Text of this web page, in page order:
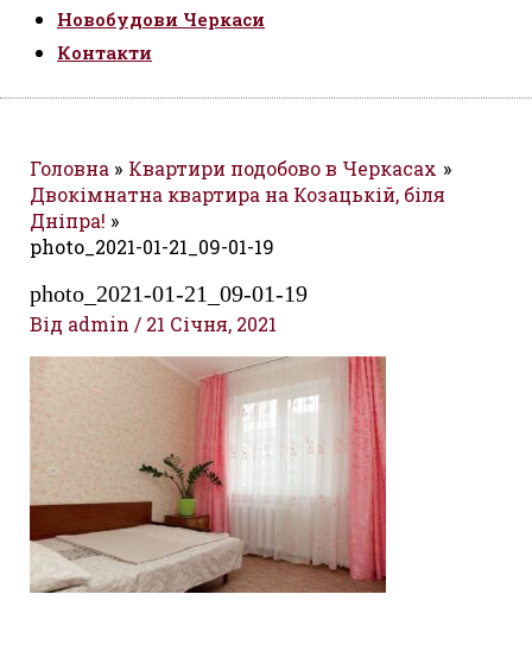
Новобудови Черкаси
Контакти
Головна
Квартири подобово в Черкасах
Двокімнатна квартира на Козацькій, біля
Дніпра!
photo_2021-01-21_09-01-19
photo_2021-01-21_09-01-19
Від admin / 21 Січня, 2021